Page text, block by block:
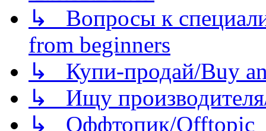
↳ Вопросы к
from beginners
↳ Купи-продай/Buy
↳ Ищу
↳ Оффтопик/Offtopic